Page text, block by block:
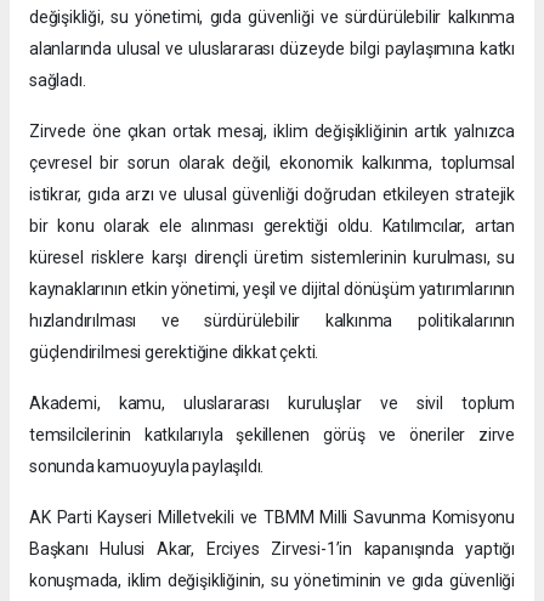
değişikliği, su yönetimi, gıda güvenliği ve sürdürülebilir kalkınma
alanlarında ulusal ve uluslararası düzeyde bilgi paylaşımına katkı
sağladı.
Zirvede öne çıkan ortak mesaj, iklim değişikliğinin artık yalnızca
çevresel bir sorun olarak değil, ekonomik kalkınma, toplumsal
istikrar, gıda arzı ve ulusal güvenliği doğrudan etkileyen stratejik
bir konu olarak ele alınması gerektiği oldu. Katılımcılar, artan
küresel risklere karşı dirençli üretim sistemlerinin kurulması, su
kaynaklarının etkin yönetimi, yeşil ve dijital dönüşüm yatırımlarının
hızlandırılması ve sürdürülebilir kalkınma politikalarının
güçlendirilmesi gerektiğine dikkat çekti.
Akademi, kamu, uluslararası kuruluşlar ve sivil toplum
temsilcilerinin katkılarıyla şekillenen görüş ve öneriler zirve
sonunda kamuoyuyla paylaşıldı.
AK Parti Kayseri Milletvekili ve TBMM Milli Savunma Komisyonu
Başkanı Hulusi Akar, Erciyes Zirvesi-1’in kapanışında yaptığı
konuşmada, iklim değişikliğinin, su yönetiminin ve gıda güvenliği